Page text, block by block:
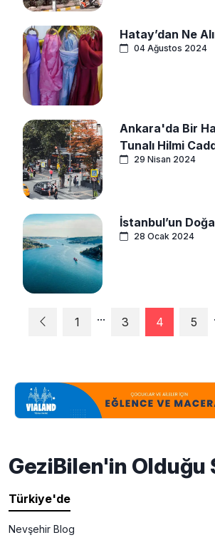
Hatay’dan Ne
04 Ağustos 2024
Ankara'da Bir
Tunalı Hilmi
29 Nisan 2024
İstanbul’un
28 Ocak 2024
1 ... 3 4 5
GeziBilen'in Olduğu
Türkiye'de
Nevşehir Blog